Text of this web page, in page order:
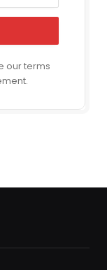
our terms